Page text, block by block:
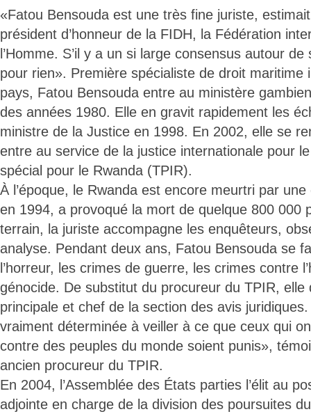
«Fatou Bensouda est une très fine juriste,
président d’honneur de la FIDH, la Fédération
l’Homme. S’il y a un si large consensus autour
pour rien». Première spécialiste de droit maritime
pays, Fatou Bensouda entre au ministère
des années 1980. Elle en gravit rapidement les
ministre de la Justice en 1998. En 2002, elle se
entre au service de la justice internationale pour
spécial pour le Rwanda (TPIR).
À l’époque, le Rwanda est encore meurtri par
en 1994, a provoqué la mort de quelque 800 000
terrain, la juriste accompagne les enquêteurs,
analyse. Pendant deux ans, Fatou Bensouda se
l’horreur, les crimes de guerre, les crimes contre
génocide. De substitut du procureur du TPIR, elle
principale et chef de la section des avis juridiques.
vraiment déterminée à veiller à ce que ceux qui
contre des peuples du monde soient punis»,
ancien procureur du TPIR.
En 2004, l’Assemblée des États parties l’élit au
adjointe en charge de la division des poursuites